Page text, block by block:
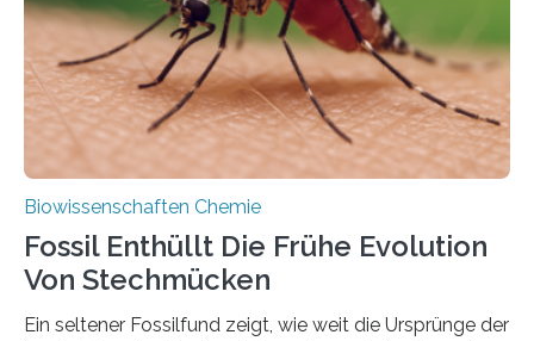
dieser Gruppe bilden aus Zellfäden dichte Geflechte
mit scheibenförmiger Gestalt. Was auffällig ist: Die
nächsten…
Biowissenschaften Chemie
Fossil Enthüllt Die Frühe Evolution
Von Stechmücken
Ein seltener Fossilfund zeigt, wie weit die Ursprünge der